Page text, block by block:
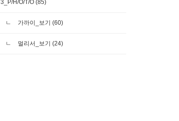
3_P/H/O/T/O (85)
가까이_보기 (60)
멀리서_보기 (24)